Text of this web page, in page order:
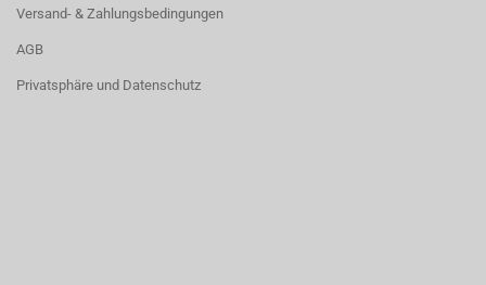
Versand- & Zahlungsbedingungen
AGB
Privatsphäre und Datenschutz